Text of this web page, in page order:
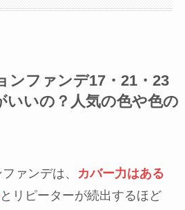
ンファンデ17・21・23
いいの？人気の色や色の
ァンデは、
カバー力はある
とリピーターが続出するほど